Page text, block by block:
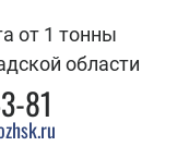
от 1 тонны
области
81